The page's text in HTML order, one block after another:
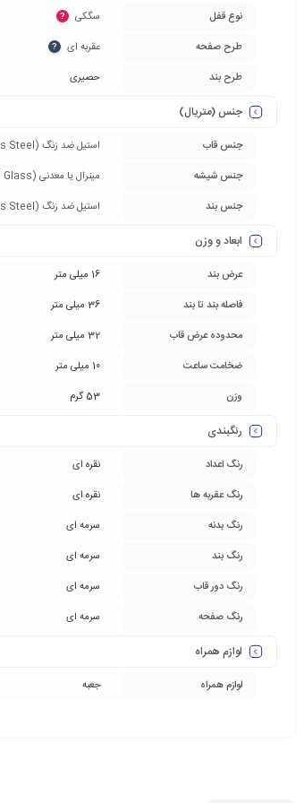
نوع قفل سگکی‏ ?
طرح صفحه عقربه ای‏ ?
طرح بند حصیری
جنس (متریال)
جنس قاب استیل ضد زنگ (Stainless Steel)‏
جنس شیشه مینرال یا معدنی (Mineral Glass)‏
جنس بند استیل ضد زنگ (Stainless Steel)‏
ابعاد و وزن
عرض بند
16 میلی متر
فاصله بند تا بند
36 میلی متر
محدوده عرض قاب
32 میلی متر
ضخامت ساعت
10 میلی متر
وزن
53 گرم
رنگبندی
رنگ اعداد
نقره ای
رنگ عقربه ها
نقره ای
رنگ بدنه
سرمه ای
رنگ بند
سرمه ای
رنگ دور قاب
سرمه ای
رنگ صفحه
سرمه ای
لوازم همراه
لوازم همراه جعبه